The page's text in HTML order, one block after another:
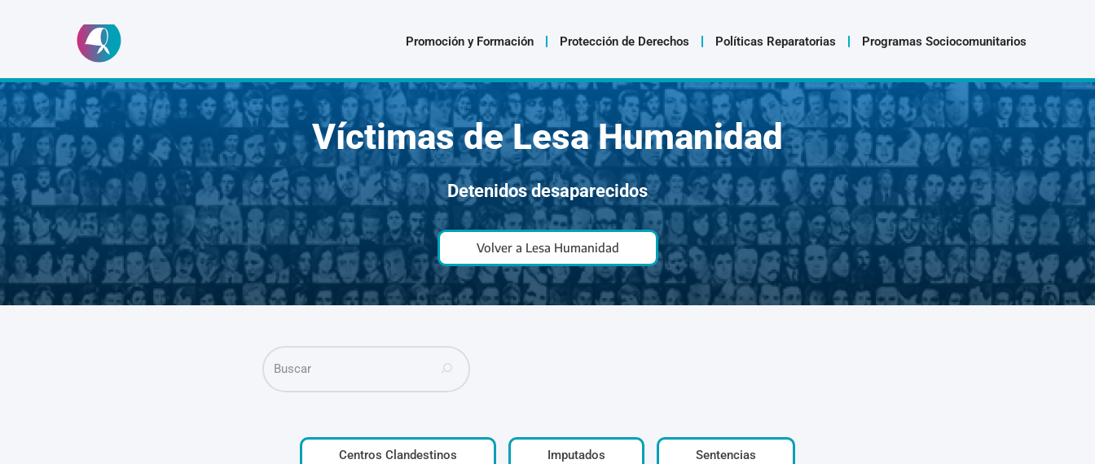
al
contenido
Promoción y Formación Protección de Derechos Políticas Reparatorias Programas Sociocomunitarios
Víctimas de Lesa Humanidad
Detenidos desaparecidos
Volver a Lesa Humanidad
Centros Clandestinos Imputados Sentencias